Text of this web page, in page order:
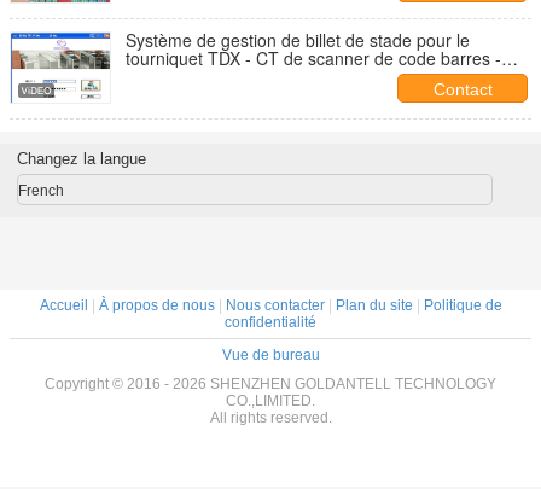
Système de gestion de billet de stade pour le
tourniquet TDX - CT de scanner de code barres -
Contact
Changez la langue
French
Accueil À propos de nous| Nous contacter| Plan du site
Politique de
confidentialité
Vue de bureau
Copyright © 2016 - 2026 SHENZHEN GOLDANTELL TECHNOLOGY
CO.,LIMITED.
All rights reserved.